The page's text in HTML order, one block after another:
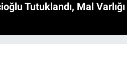
Tutuklandı, Mal Varlığı